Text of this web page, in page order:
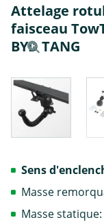
Attelage
faisceau
BYD TANG
Sens
Masse
Masse statique: